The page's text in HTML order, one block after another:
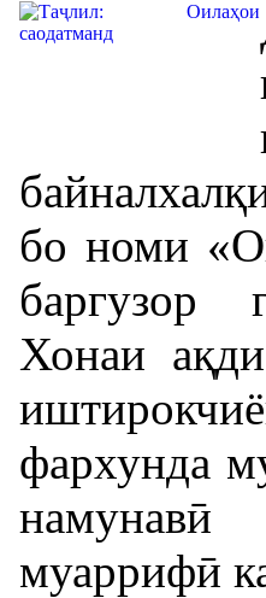
бо номи
баргузор
Хонаи
фархунда
муаррифӣ